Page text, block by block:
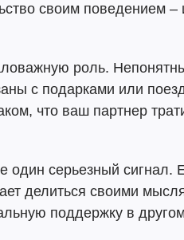
своим поведением –
роль.
с подарками или
что ваш партнер
серьезный сигнал.
делиться своими
поддержку в